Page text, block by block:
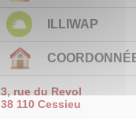
ILLIWAP
3, rue du Revol
38 110 Cessieu